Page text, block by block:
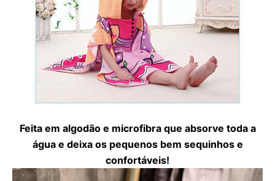
Feita em algodão e microfibra que absorve toda a
água e deixa os pequenos bem sequinhos e
confortáveis!